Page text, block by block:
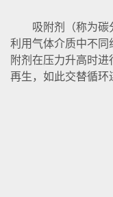
吸附剂（称为碳
利用气体介质中不同
附剂在压力升高时
再生，如此交替循环